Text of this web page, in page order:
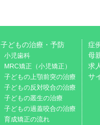
子どもの治療・予防
小児歯科
MRC矯正（小児矯正）
子どもの上顎前突の治療
子どもの反対咬合の治療
子どもの叢生の治療
子どもの過蓋咬合の治療
育成矯正の流れ
症
母
求
サ